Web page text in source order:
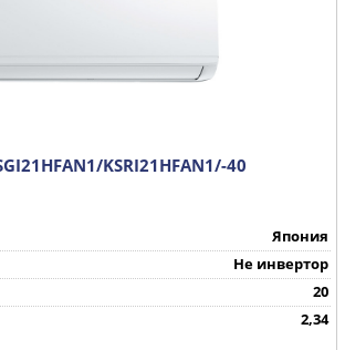
KSRI21HFAN1/-40
Япония
Не инвертор
20
2,34